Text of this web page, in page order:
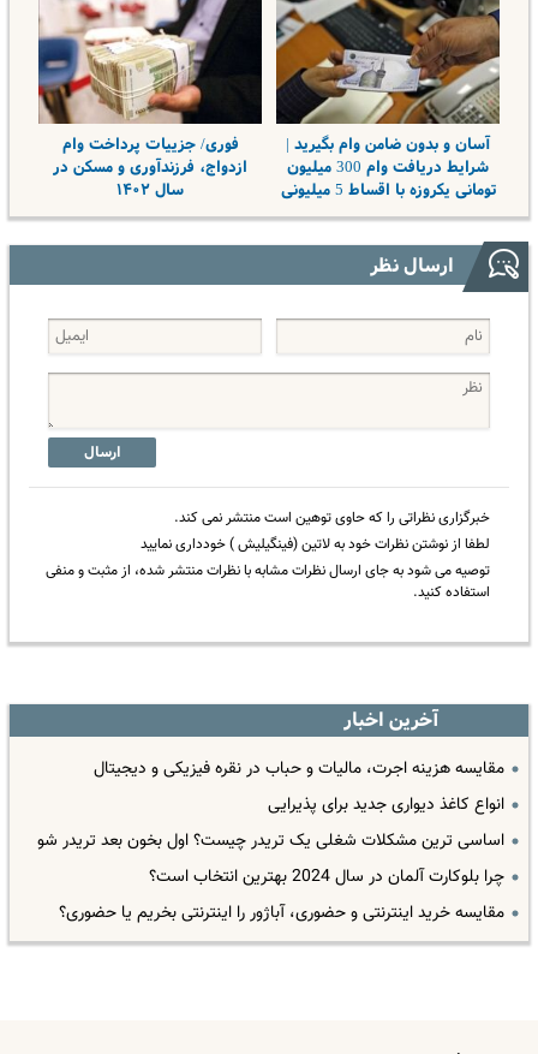
آسان و بدون ضامن وام بگیرید |
شرایط دریافت وام 300 میلیون
تومانی یکروزه با اقساط 5 میلیونی
فوری/ جزییات پرداخت وام
ازدواج، فرزندآوری و مسکن در
سال ۱۴۰۲
ارسال نظر
ارسال
خبرگزاری نظراتی را که حاوی توهین است منتشر نمی کند.
لطفا از نوشتن نظرات خود به لاتین (فینگیلیش ) خودداری نمایید
توصیه می شود به جای ارسال نظرات مشابه با نظرات منتشر شده، از مثبت و منفی
استفاده کنید.
آخرین اخبار
مقایسه هزینه اجرت، مالیات و حباب در نقره فیزیکی و دیجیتال
انواع کاغذ دیواری جدید برای پذیرایی
اساسی ترین مشکلات شغلی یک تریدر چیست؟ اول بخون بعد تریدر شو
چرا بلوکارت آلمان در سال 2024 بهترین انتخاب است؟
مقایسه خرید اینترنتی و حضوری، آباژور را اینترنتی بخریم یا حضوری؟